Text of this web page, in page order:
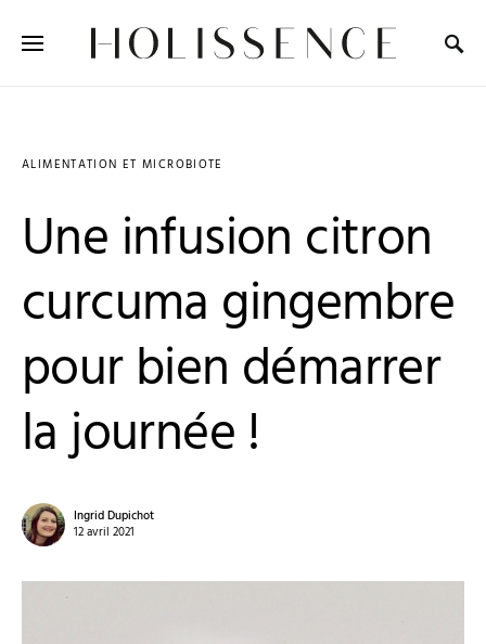
ALIMENTATION ET MICROBIOTE
Une infusion citron
curcuma gingembre
pour bien démarrer
la journée !
Ingrid Dupichot
12 avril 2021